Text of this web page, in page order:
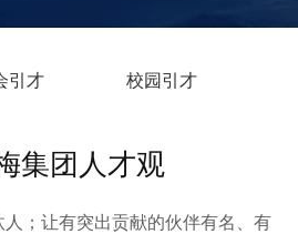
引才 校园引才
集团人才观
；让有突出贡献的伙伴有名、有